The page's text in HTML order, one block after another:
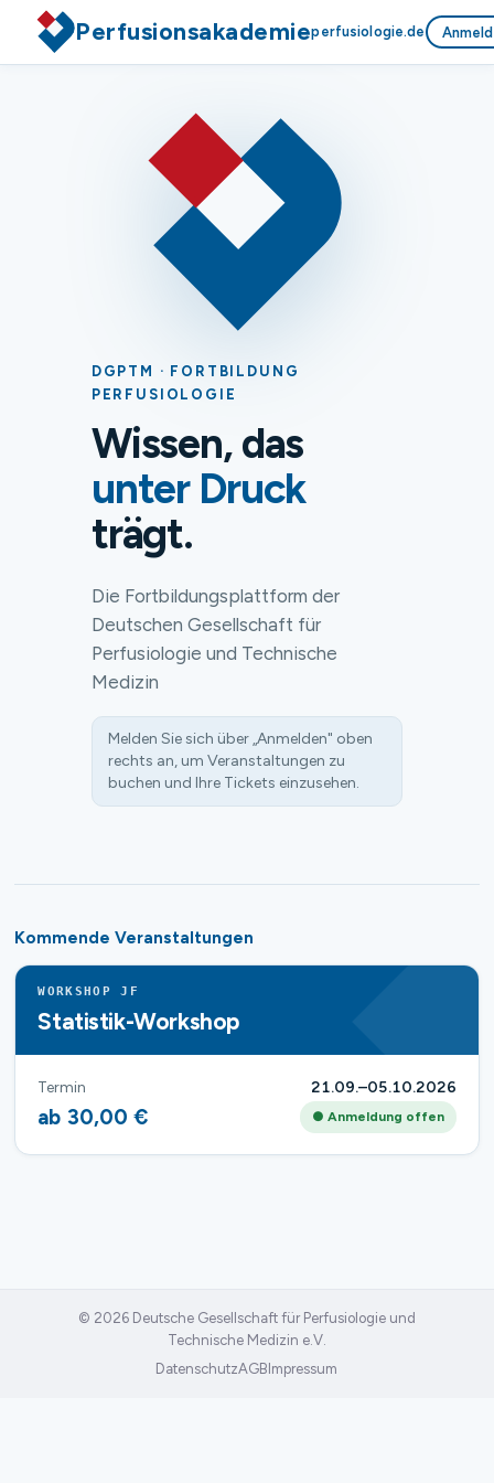
Perfusionsakademieperfusiologie.de
DGPTM · FORTBILDUNG
PERFUSIOLOGIE
Wissen, das
unter Druck
trägt.
Die Fortbildungsplattform der
Deutschen Gesellschaft für
Perfusiologie und Technische
Medizin
Melden Sie sich über „Anmelden" oben
rechts an, um Veranstaltungen zu
buchen und Ihre Tickets einzusehen.
Kommende Veranstaltungen
WORKSHOP JF
Statistik-Workshop
Termin 21.09.–05.10.2026
ab 30,00 € ● Anmeldung offen
© 2026 Deutsche Gesellschaft für Perfusiologie und
Technische Medizin e.V.
DatenschutzAGB Impressum